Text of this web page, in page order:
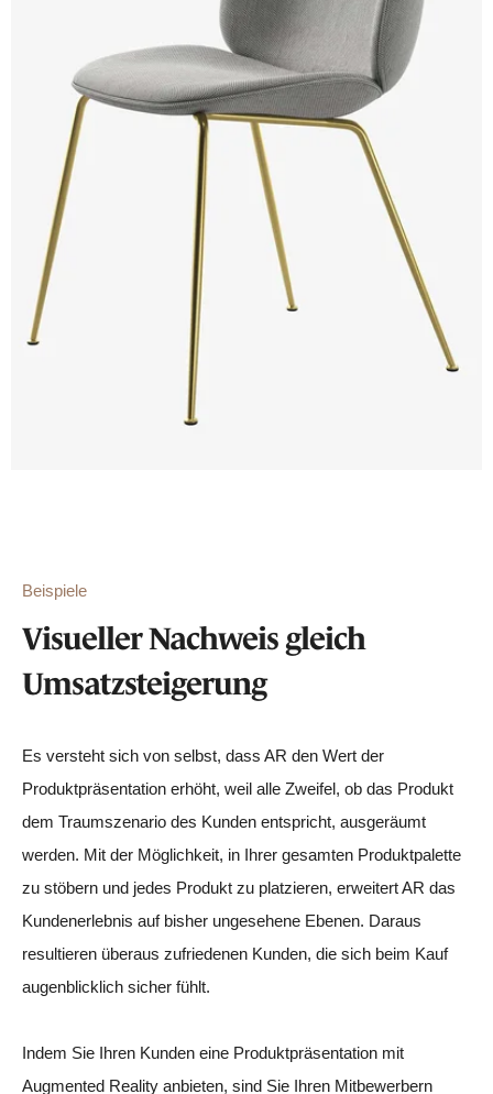
Beispiele
Visueller Nachweis gleich
Umsatzsteigerung
Es versteht sich von selbst, dass AR den Wert der
Produktpräsentation erhöht, weil alle Zweifel, ob das Produkt
dem Traumszenario des Kunden entspricht, ausgeräumt
werden. Mit der Möglichkeit, in Ihrer gesamten Produktpalette
zu stöbern und jedes Produkt zu platzieren, erweitert AR das
Kundenerlebnis auf bisher ungesehene Ebenen. Daraus
resultieren überaus zufriedenen Kunden, die sich beim Kauf
augenblicklich sicher fühlt.
Indem Sie Ihren Kunden eine Produktpräsentation mit
Augmented Reality anbieten, sind Sie Ihren Mitbewerbern